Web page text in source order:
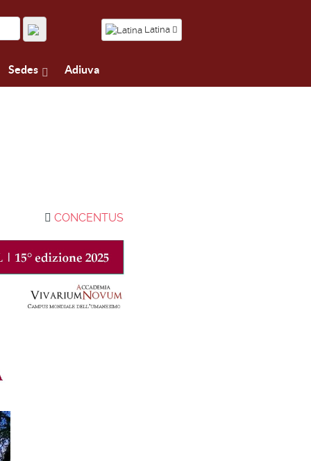
Latina
Sedes Adiuva
CONCENTUS